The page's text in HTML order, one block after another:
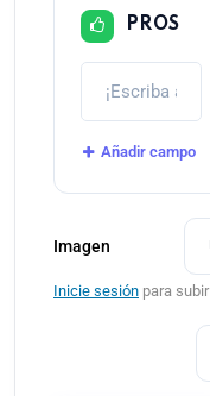
PROS
Añadir campo
Imagen
Inicie sesión para